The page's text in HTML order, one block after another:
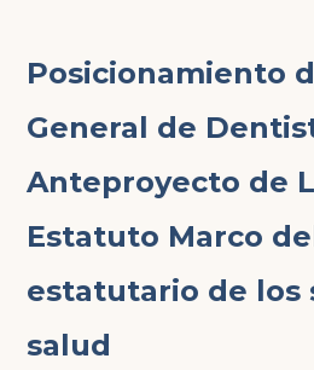
Posicionamiento
General de
Anteproyecto de
Estatuto Marco
estatutario de los
salud